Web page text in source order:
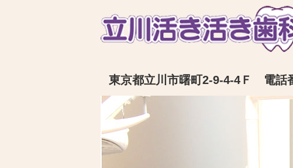
東京都立川市曙町2-9-4-4Ｆ 電話